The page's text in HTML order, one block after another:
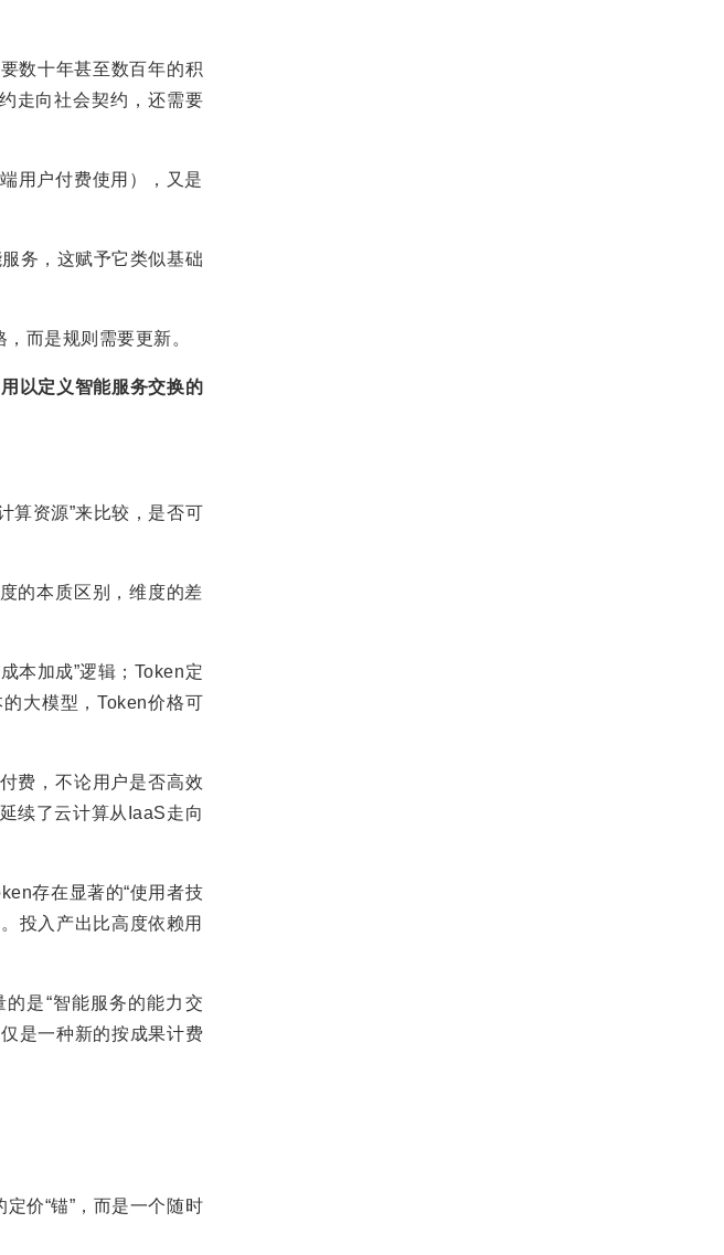
数十年甚至数百年的积
走向社会契约，还需要
用户付费使用），又是
务，这赋予它类似基础
而是规则需要更新。
以定义智能服务交换的
算资源”来比较，是否可
的本质区别，维度的差
本加成”逻辑；Token定
大模型，Token价格可
费，不论用户是否高效
续了云计算从IaaS走向
存在显著的“使用者技
投入产出比高度依赖用
是“智能服务的能力交
是一种新的按成果计费
价“锚”，而是一个随时